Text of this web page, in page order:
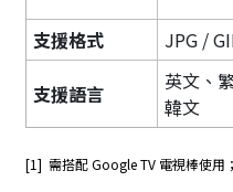
支援格式 JPG /
支援語言
英文、
韓文
[1] ​ 需搭配 Google TV 電視棒使用